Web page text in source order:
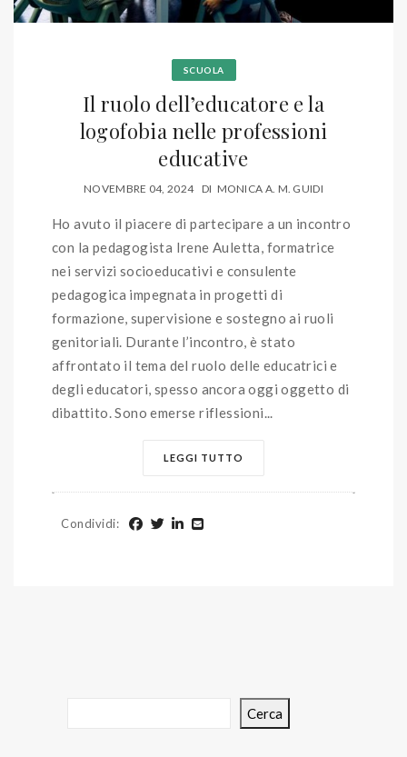
SCUOLA
Il ruolo dell’educatore e la
logofobia nelle professioni
educative
NOVEMBRE 04, 2024 DI MONICA A. M. GUIDI
Ho avuto il piacere di partecipare a un incontro
con la pedagogista Irene Auletta, formatrice
nei servizi socioeducativi e consulente
pedagogica impegnata in progetti di
formazione, supervisione e sostegno ai ruoli
genitoriali. Durante l’incontro, è stato
affrontato il tema del ruolo delle educatrici e
degli educatori, spesso ancora oggi oggetto di
dibattito. Sono emerse riflessioni...
LEGGI TUTTO
Condividi:
Cerca